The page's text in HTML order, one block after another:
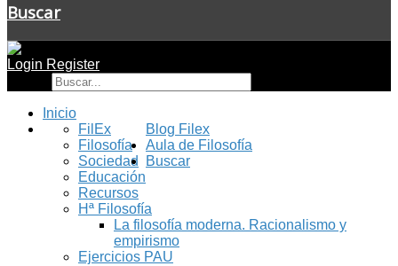
Buscar
Login Register
Inicio
Blog Filex
FilEx
Filosofía
Sociedad
Educación
Recursos
Aula de Filosofía
Hª Filosofía
La filosofía moderna. Racionalismo y
empirismo
Ejercicios PAU
Buscar